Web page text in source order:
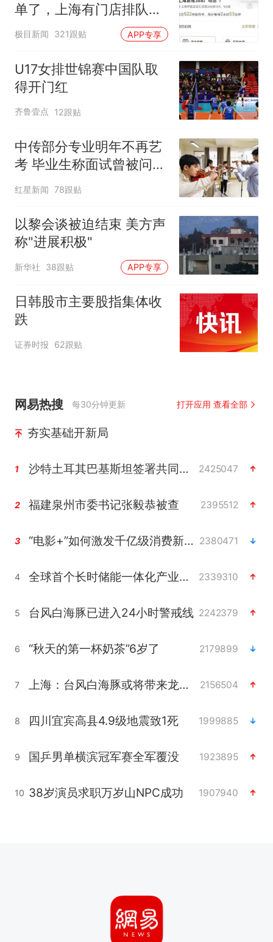
单了，上海有门店排队超
500杯，店员：今天奶茶
店都很忙，要等2个多小
时
极目新闻 321跟贴 APP专享
U17女排世锦赛中国队取
得开门红
齐鲁壹点 12跟贴
中传部分专业明年不再艺
考 毕业生称面试曾被问
“如何策划晚会” 专家：遏
制“艺考捷径化”
红星新闻 78跟贴
以黎会谈被迫结束 美方声
称"进展积极"
新华社 38跟贴 APP专享
日韩股市主要股指集体收
跌
证券时报 62跟贴
网易热搜 每30分钟更新 打开应用 查看全部
夯实基础开新局
1 沙特土耳其巴基斯坦签署共同防务协议 2425047
2 福建泉州市委书记张毅恭被查 2395512
3 “电影+”如何激发千亿级消费新活力？ 2380471
4 全球首个长时储能一体化产业园量产 2339310
5 台风白海豚已进入24小时警戒线 2242379
6 “秋天的第一杯奶茶”6岁了 2179899
7 上海：台风白海豚或将带来龙卷风 2156504
8 四川宜宾高县4.9级地震致1死 1999885
9 国乒男单横滨冠军赛全军覆没 1923895
10 38岁演员求职万岁山NPC成功 1907940